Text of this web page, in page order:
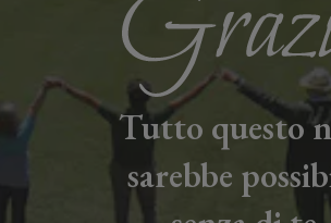
Tutto questo
sarebbe